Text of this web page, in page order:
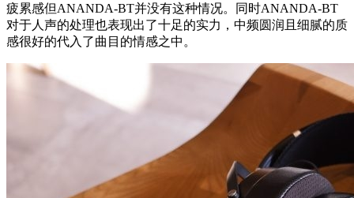
疲累感但ANANDA-BT并没有这种情况。同时ANANDA-BT
对于人声的处理也表现出了十足的实力，中频圆润且细腻的质
感很好的代入了曲目的情感之中。